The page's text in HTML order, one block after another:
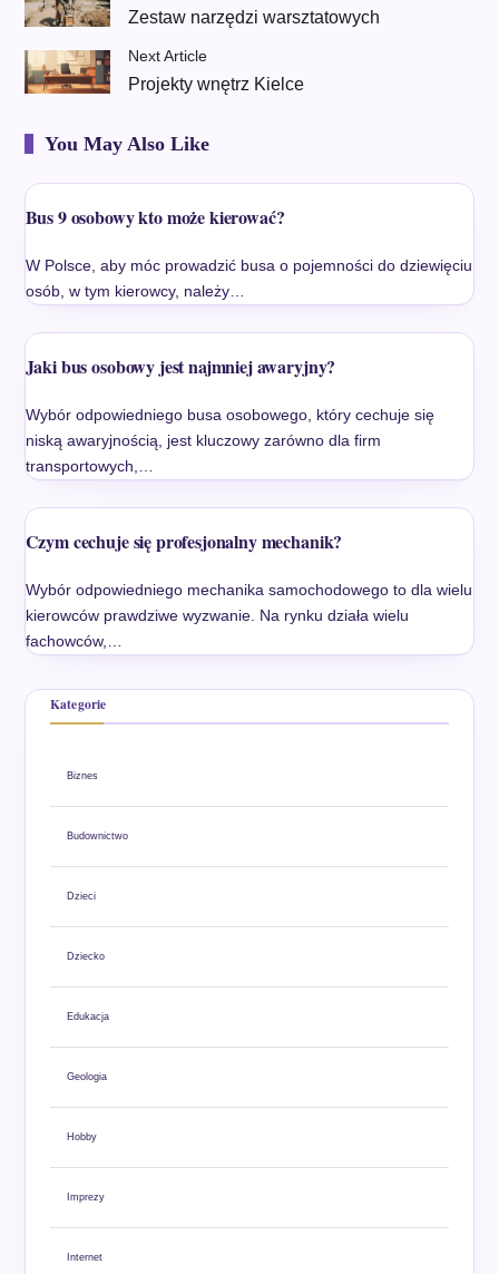
Zestaw narzędzi warsztatowych
Next Article
Projekty wnętrz Kielce
You May Also Like
Bus 9 osobowy kto może kierować?
W Polsce, aby móc prowadzić busa o pojemności do dziewięciu
osób, w tym kierowcy, należy…
Jaki bus osobowy jest najmniej awaryjny?
Wybór odpowiedniego busa osobowego, który cechuje się
niską awaryjnością, jest kluczowy zarówno dla firm
transportowych,…
Czym cechuje się profesjonalny mechanik?
Wybór odpowiedniego mechanika samochodowego to dla wielu
kierowców prawdziwe wyzwanie. Na rynku działa wielu
fachowców,…
Kategorie
Biznes
Budownictwo
Dzieci
Dziecko
Edukacja
Geologia
Hobby
Imprezy
Internet